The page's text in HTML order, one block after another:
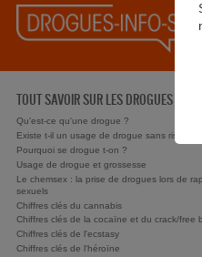
TOUT SAVOIR SUR LES DROGUES
Qu'est-ce qu'une drogue ?
Existe t-il un usage de drogue sans risque ?
Pourquoi se drogue t-on ?
Usage de drogue et grossesse
Le chemsex : la prise de drogues lors de
sexuels
Chiffres clés du cannabis
Chiffres clés de la cocaïne et du crack/free
Chiffres clés de l'ecstasy
Chiffres clés de l'héroïne